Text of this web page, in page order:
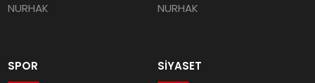
NURHAK NURHAK
SPOR SİYASET